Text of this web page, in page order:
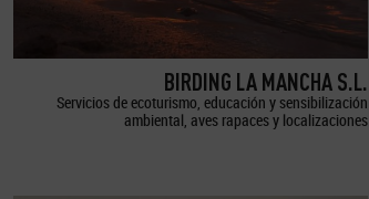
BIRDING LA MANCHA S.L.
Servicios de ecoturismo, educación y sensibilización
ambiental, aves rapaces y localizaciones